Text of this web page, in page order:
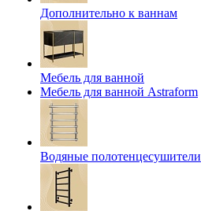
Дополнительно к ваннам
Мебель для ванной
Мебель для ванной Astraform
Водяные полотенцесушители